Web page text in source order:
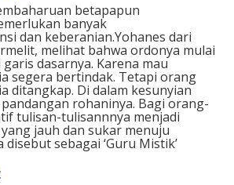
betapapun
banyak
dan keberanian.Yohanes dari
melihat bahwa ordonya mulai
dasarnya. Karena mau
segera bertindak. Tetapi orang
ditangkap. Di dalam kesunyian
rohaninya. Bagi orang-
tulisan-tulisannnya menjadi
jauh dan sukar menuju
sebagai ‘Guru Mistik’